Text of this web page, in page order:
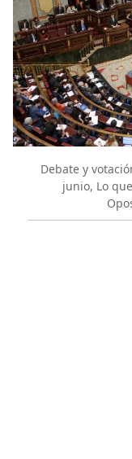
Debate y
junio, Lo